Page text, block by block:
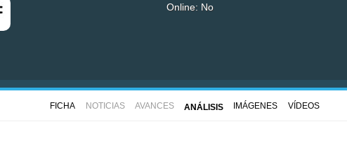
Online: No
FICHA NOTICIAS AVANCES ANÁLISIS IMÁGENES VÍDEOS